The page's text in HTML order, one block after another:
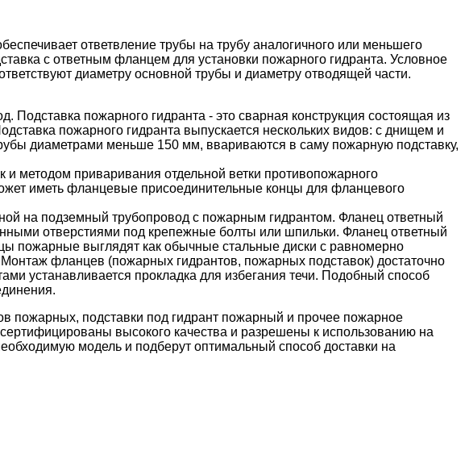
ответвление трубы на трубу аналогичного или меньшего
с ответным фланцем для установки пожарного гидранта. Условное
диаметру основной трубы и диаметру отводящей части.
Подставка пожарного гидранта - это сварная конструкция состоящая из
пожарного гидранта выпускается нескольких видов: с днищем и
диаметрами меньше 150 мм, ввариваются в саму пожарную подставку,
и методом приваривания отдельной ветки противопожарного
иметь фланцевые присоединительные концы для фланцевого
на подземный трубопровод с пожарным гидрантом. Фланец ответный
отверстиями под крепежные болты или шпильки. Фланец ответный
пожарные выглядят как обычные стальные диски с равномерно
фланцев (пожарных гидрантов, пожарных подставок) достаточно
устанавливается прокладка для избегания течи. Подобный способ
пожарных, подставки под гидрант пожарный и прочее пожарное
высокого качества и разрешены к использованию на
модель и подберут оптимальный способ доставки на